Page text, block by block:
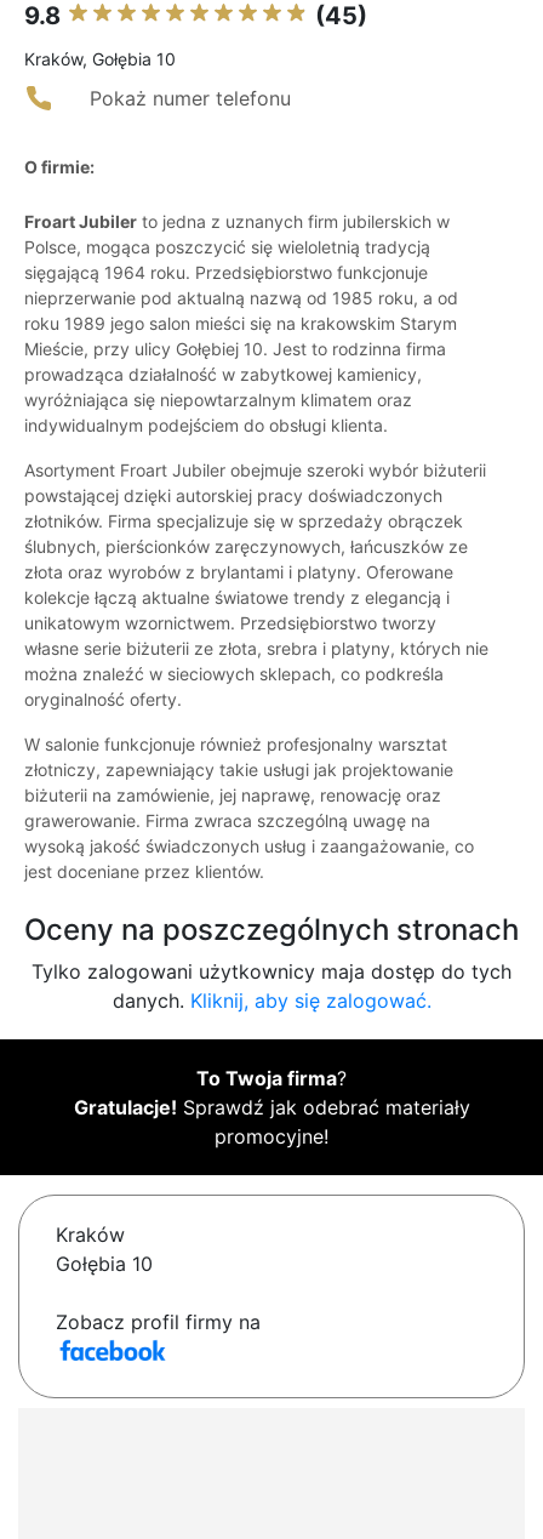
9.8 (45)
Kraków, Gołębia 10
Pokaż numer telefonu
O firmie:
Froart Jubiler to jedna z uznanych firm jubilerskich w
Polsce, mogąca poszczycić się wieloletnią tradycją
sięgającą 1964 roku. Przedsiębiorstwo funkcjonuje
nieprzerwanie pod aktualną nazwą od 1985 roku, a od
roku 1989 jego salon mieści się na krakowskim Starym
Mieście, przy ulicy Gołębiej 10. Jest to rodzinna firma
prowadząca działalność w zabytkowej kamienicy,
wyróżniająca się niepowtarzalnym klimatem oraz
indywidualnym podejściem do obsługi klienta.
Asortyment Froart Jubiler obejmuje szeroki wybór biżuterii
powstającej dzięki autorskiej pracy doświadczonych
złotników. Firma specjalizuje się w sprzedaży obrączek
ślubnych, pierścionków zaręczynowych, łańcuszków ze
złota oraz wyrobów z brylantami i platyny. Oferowane
kolekcje łączą aktualne światowe trendy z elegancją i
unikatowym wzornictwem. Przedsiębiorstwo tworzy
własne serie biżuterii ze złota, srebra i platyny, których nie
można znaleźć w sieciowych sklepach, co podkreśla
oryginalność oferty.
W salonie funkcjonuje również profesjonalny warsztat
złotniczy, zapewniający takie usługi jak projektowanie
biżuterii na zamówienie, jej naprawę, renowację oraz
grawerowanie. Firma zwraca szczególną uwagę na
wysoką jakość świadczonych usług i zaangażowanie, co
jest doceniane przez klientów.
Oceny na poszczególnych stronach
Tylko zalogowani użytkownicy maja dostęp do tych
danych. Kliknij, aby się zalogować.
To Twoja firma?
Gratulacje! Sprawdź jak odebrać materiały
promocyjne!
Kraków
Gołębia 10
Zobacz profil firmy na